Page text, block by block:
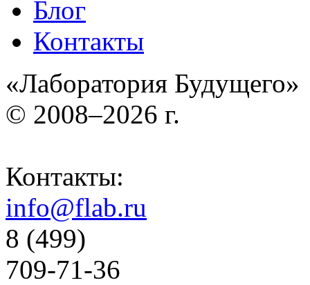
Блог
Контакты
«Лаборатория Будущего»
© 2008–2026 г.
Контакты:
info@flab.ru
8 (499)
709-71-36